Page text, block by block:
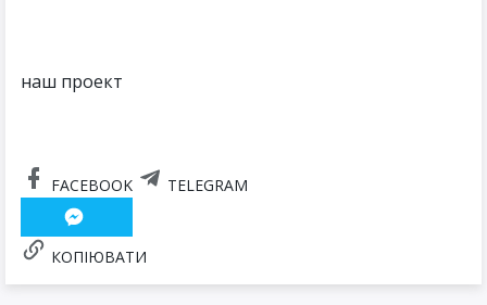
наш проект
FACEBOOK TELEGRAM
КОПІЮВАТИ